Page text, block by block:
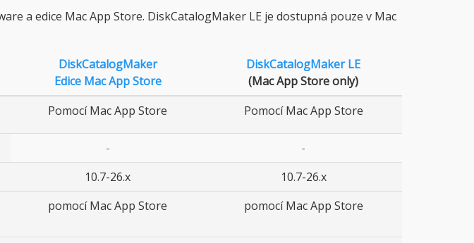
a edice Mac App Store. DiskCatalogMaker LE je dostupná pouze v Mac
DiskCatalogMaker
Edice Mac App Store
DiskCatalogMaker LE
(Mac App Store only)
Pomocí Mac App Store Pomocí Mac App Store
-
-
10.7-26.x
10.7-26.x
pomocí Mac App Store pomocí Mac App Store